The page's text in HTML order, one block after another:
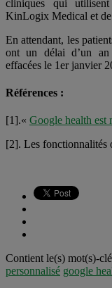
cliniques qui
KinLogix Medical et de
En attendant, les
ont un délai d’un an
effacées le 1er janvier
Références :
[1].« Google health
[2]. Les fonctionnalités
Contient le(s) mot(s)-
personnalisé google